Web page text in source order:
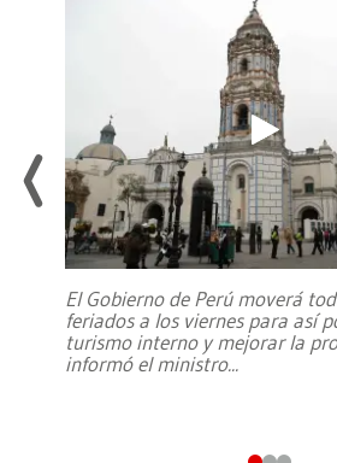
El Gobierno de Perú moverá
feriados a los viernes para así
turismo interno y mejorar la
informó el ministro...